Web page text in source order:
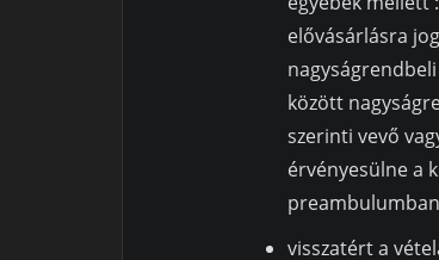
elővásárlásra
között
szerinti vevő
érvényesülne a
visszatért a